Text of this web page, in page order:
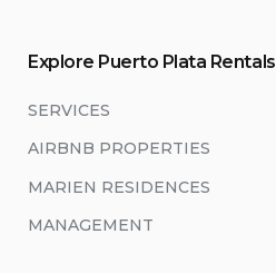
Explore Puerto Plata Rentals
SERVICES
AIRBNB PROPERTIES
MARIEN RESIDENCES
MANAGEMENT